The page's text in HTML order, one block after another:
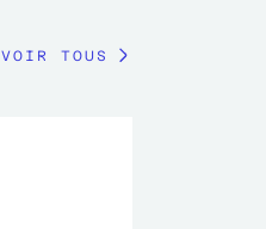
VOIR TOUS